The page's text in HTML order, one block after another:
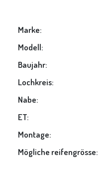
Marke:
Modell:
Baujahr:
Lochkreis:
Nabe:
ET:
Montage:
Mögliche reifengrösse: